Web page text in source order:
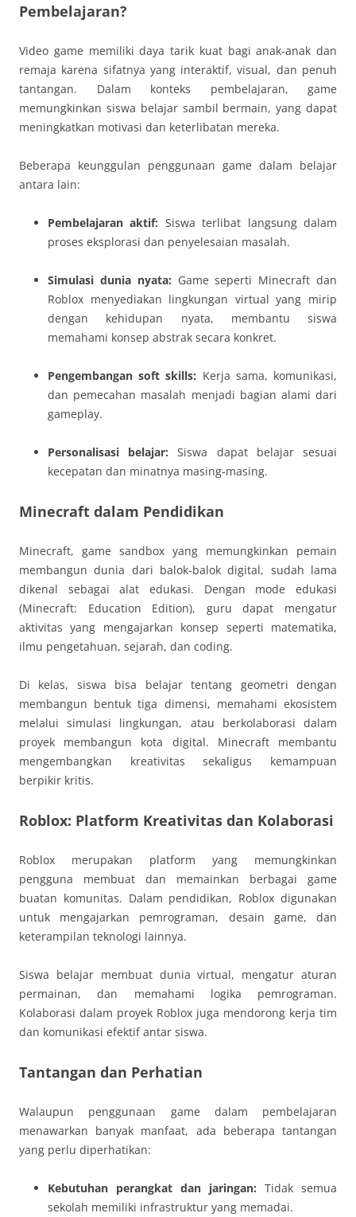
Pembelajaran?
Video game memiliki daya tarik kuat bagi anak-anak dan
remaja karena sifatnya yang interaktif, visual, dan penuh
tantangan. Dalam konteks pembelajaran, game
memungkinkan siswa belajar sambil bermain, yang dapat
meningkatkan motivasi dan keterlibatan mereka.
Beberapa keunggulan penggunaan game dalam belajar
antara lain:
Pembelajaran aktif: Siswa terlibat langsung dalam
proses eksplorasi dan penyelesaian masalah.
Simulasi dunia nyata: Game seperti Minecraft dan
Roblox menyediakan lingkungan virtual yang mirip
dengan kehidupan nyata, membantu siswa
memahami konsep abstrak secara konkret.
Pengembangan soft skills: Kerja sama, komunikasi,
dan pemecahan masalah menjadi bagian alami dari
gameplay.
Personalisasi belajar: Siswa dapat belajar sesuai
kecepatan dan minatnya masing-masing.
Minecraft dalam Pendidikan
Minecraft, game sandbox yang memungkinkan pemain
membangun dunia dari balok-balok digital, sudah lama
dikenal sebagai alat edukasi. Dengan mode edukasi
(Minecraft: Education Edition), guru dapat mengatur
aktivitas yang mengajarkan konsep seperti matematika,
ilmu pengetahuan, sejarah, dan coding.
Di kelas, siswa bisa belajar tentang geometri dengan
membangun bentuk tiga dimensi, memahami ekosistem
melalui simulasi lingkungan, atau berkolaborasi dalam
proyek membangun kota digital. Minecraft membantu
mengembangkan kreativitas sekaligus kemampuan
berpikir kritis.
Roblox: Platform Kreativitas dan Kolaborasi
Roblox merupakan platform yang memungkinkan
pengguna membuat dan memainkan berbagai game
buatan komunitas. Dalam pendidikan, Roblox digunakan
untuk mengajarkan pemrograman, desain game, dan
keterampilan teknologi lainnya.
Siswa belajar membuat dunia virtual, mengatur aturan
permainan, dan memahami logika pemrograman.
Kolaborasi dalam proyek Roblox juga mendorong kerja tim
dan komunikasi efektif antar siswa.
Tantangan dan Perhatian
Walaupun penggunaan game dalam pembelajaran
menawarkan banyak manfaat, ada beberapa tantangan
yang perlu diperhatikan:
Kebutuhan perangkat dan jaringan: Tidak semua
sekolah memiliki infrastruktur yang memadai.